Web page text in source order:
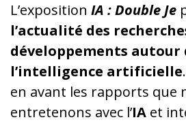
L’exposition IA : Double Je
l’actualité des
développements autour
l’intelligence artificielle
en avant les rapports que
entretenons avec l’IA et